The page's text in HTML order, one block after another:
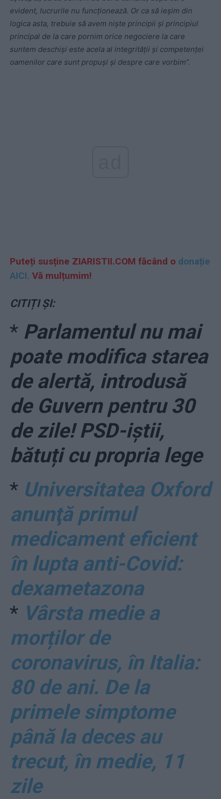
evident, lucrurile nu funcționează. Or ca să ieșim din
logica asta, trebuie să avem niște principii și principiul
principal de la care pornim orice negociere la care
suntem deschiși este acela al integrității și competenței
oamenilor care sunt propuși și despre care vorbim”.
Puteți susține ZIARISTII.COM făcând o donație
AICI. Vă mulțumim!
CITIȚI ȘI:
* Parlamentul nu mai
poate modifica starea
de alertă, introdusă
de Guvern pentru 30
de zile! PSD-iștii,
bătuți cu propria lege
* Universitatea Oxford
anunţă primul
medicament eficient
în lupta anti-Covid:
dexametazona
* Vârsta medie a
morților de
coronavirus, în Italia:
80 de ani. De la
primele simptome
până la deces au
trecut, în medie, 11
zile